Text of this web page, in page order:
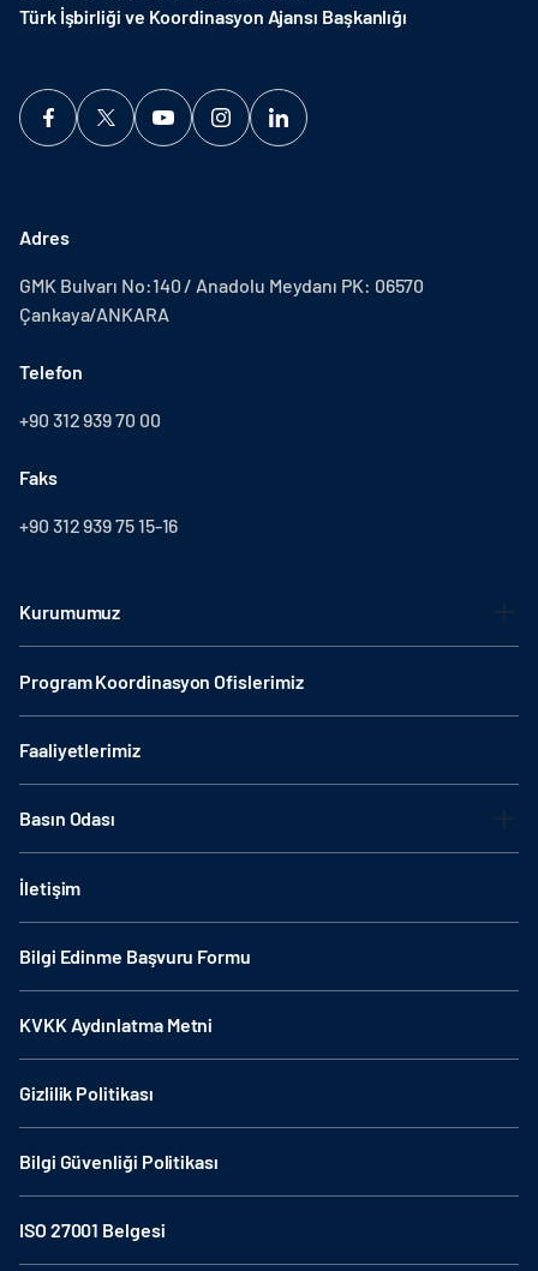
Türk İşbirliği ve Koordinasyon Ajansı Başkanlığı
Adres
GMK Bulvarı No:140 / Anadolu Meydanı PK: 06570
Çankaya/ANKARA
Telefon
+90 312 939 70 00
Faks
+90 312 939 75 15-16
Kurumumuz
Program Koordinasyon Ofislerimiz
Faaliyetlerimiz
Basın Odası
İletişim
Bilgi Edinme Başvuru Formu
KVKK Aydınlatma Metni
Gizlilik Politikası
Bilgi Güvenliği Politikası
ISO 27001 Belgesi